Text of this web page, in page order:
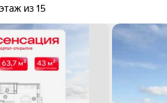
из 15